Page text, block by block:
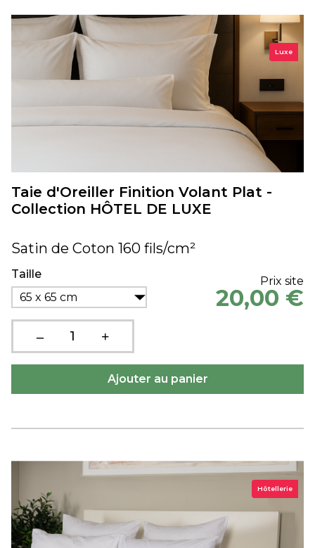
Luxe
Taie d'Oreiller Finition Volant Plat -
Collection HÔTEL DE LUXE
Satin de Coton 160 fils/cm²
Taille
65 x 65 cm
Prix site
20,00 €
Hôtellerie